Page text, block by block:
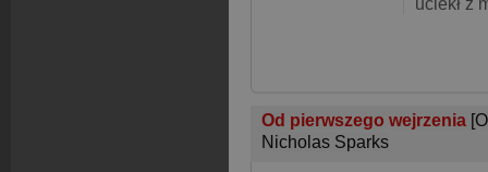
uciekł z
Od pierwszego wejrzenia
Nicholas Sparks